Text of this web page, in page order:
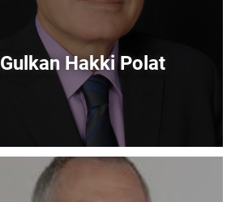
Gulkan Hakki Polat